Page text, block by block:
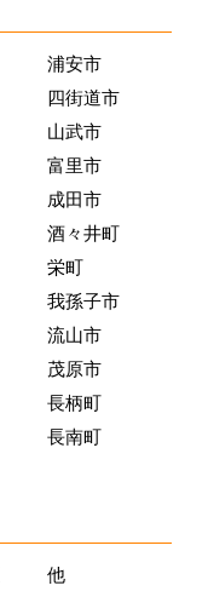
浦安市
四街道市
山武市
富里市
成田市
酒々井町
栄町
我孫子市
流山市
茂原市
長柄町
長南町
他